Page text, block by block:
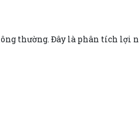
thường. Đây là phân tích lợi